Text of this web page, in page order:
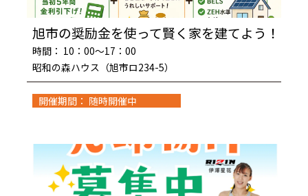
旭市の奨励金を使って賢く家を建てよう！
時間： 10：00～17：00
昭和の森ハウス（旭市ロ234-5）
開催期間： 随時開催中